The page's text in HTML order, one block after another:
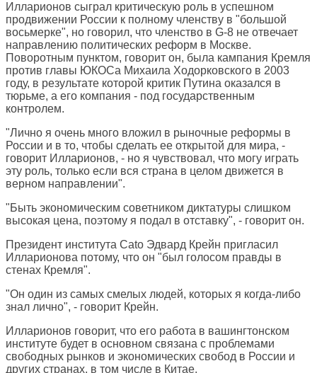
Илларионов сыграл критическую роль в успешном
продвижении России к полному членству в "большой
восьмерке", но говорил, что членство в G-8 не отвечает
направлению политических реформ в Москве.
Поворотным пунктом, говорит он, была кампания Кремля
против главы ЮКОСа Михаила Ходорковского в 2003
году, в результате которой критик Путина оказался в
тюрьме, а его компания - под государственным
контролем.
"Лично я очень много вложил в рыночные реформы в
России и в то, чтобы сделать ее открытой для мира, -
говорит Илларионов, - но я чувствовал, что могу играть
эту роль, только если вся страна в целом движется в
верном направлении".
"Быть экономическим советником диктатуры слишком
высокая цена, поэтому я подал в отставку", - говорит он.
Президент института Cato Эдвард Крейн пригласил
Илларионова потому, что он "был голосом правды в
стенах Кремля".
"Он один из самых смелых людей, которых я когда-либо
знал лично", - говорит Крейн.
Илларионов говорит, что его работа в вашингтонском
институте будет в основном связана с проблемами
свободных рынков и экономических свобод в России и
других странах, в том числе в Китае.